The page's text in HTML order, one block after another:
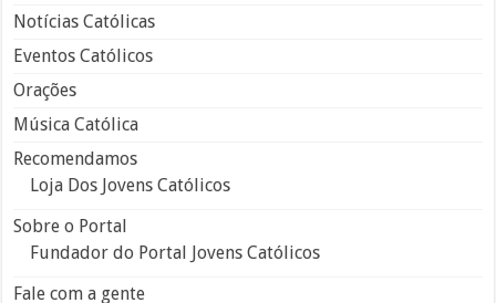
Notícias Católicas
Eventos Católicos
Orações
Música Católica
Recomendamos
Loja Dos Jovens Católicos
Sobre o Portal
Fundador do Portal Jovens Católicos
Fale com a gente